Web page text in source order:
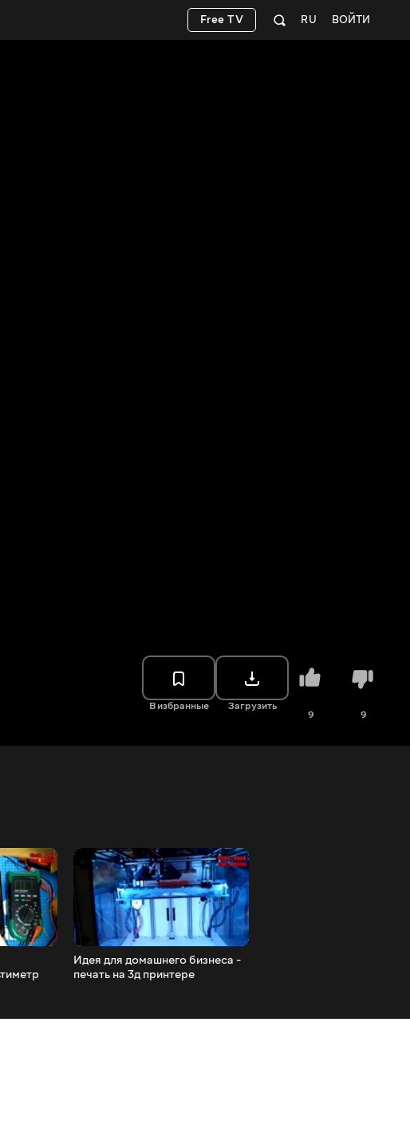
ВОЙТИ
RU
Free TV
В избранные Загрузить
9 9
Идея для домашнего бизнеса -
печать на 3д принтере